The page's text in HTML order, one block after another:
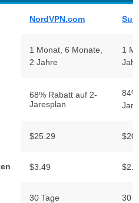
NordVPN.com
1 Monat, 6 Monate,
2 Jahre
1
68% Rabatt auf 2-
Jaresplan
$25.29
$3.49
30 Tage 30